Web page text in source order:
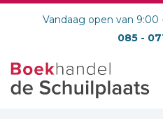
Vandaag open van 9:00
085 -